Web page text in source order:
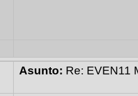
Asunto: Re: EVEN11